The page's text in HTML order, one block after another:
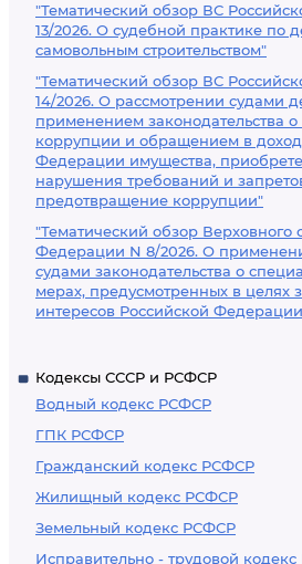
"Тематический обзор ВС
13/2026. О судебной практике по
самовольным строительством"
"Тематический обзор ВС
14/2026. О рассмотрении судами
применением законодательства
коррупции и обращением в
Федерации имущества,
нарушения требований и
предотвращение коррупции"
"Тематический обзор Верховного
Федерации N 8/2026. О
судами законодательства о
мерах, предусмотренных в целях
интересов Российской
Кодексы СССР и РСФСР
Водный кодекс РСФСР
ГПК РСФСР
Гражданский кодекс РСФСР
Жилищный кодекс РСФСР
Земельный кодекс РСФСР
Исправительно - трудовой